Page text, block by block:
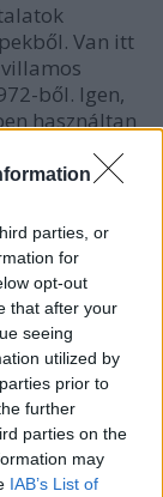
parties, or
for
opt-out
that after your
seeing
utilized by
prior to
further
parties on the
may
IAB’s List of
Van itt
ből. Igen,
használtan
a 80-as troli
nak
pótlóbuszok